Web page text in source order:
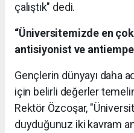
çalıştık" dedi.
“Üniversitemizde en
antisiyonist ve
Gençlerin dünyayı daha
için belirli değerler
Rektör Özcoşar,
duyduğunuz iki kavram